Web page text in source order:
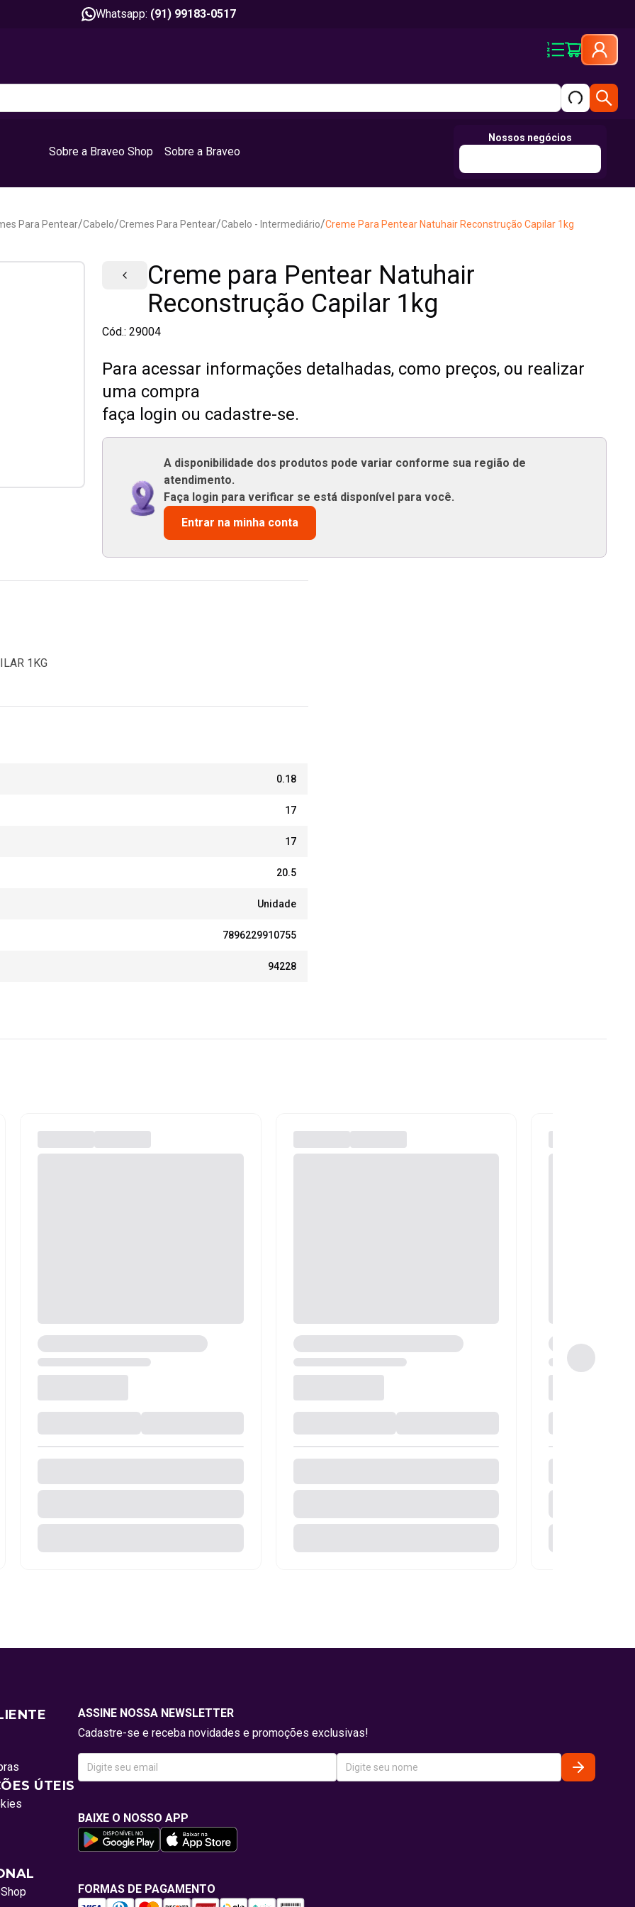
Whatsapp: (91) 99183-0517
Sobre a Braveo Shop Sobre a Braveo
Nossos negócios
Para Pentear/Cabelo/Cremes Para Pentear/Cabelo - Intermediário/Creme Para Pentear Natuhair Reconstrução Capilar 1kg
Creme para Pentear Natuhair
Reconstrução Capilar 1kg
Cód.: 29004
Para acessar informações detalhadas, como preços, ou realizar
uma compra
faça login ou cadastre-se.
A disponibilidade dos produtos pode variar conforme sua região de
atendimento.
Faça login para verificar se está disponível para você.
Entrar na minha conta
1KG
0.18
17
17
20.5
Unidade
7896229910755
94228
ÚTEIS
ASSINE NOSSA NEWSLETTER
Cadastre-se e receba novidades e promoções exclusivas!
BAIXE O NOSSO APP
FORMAS DE PAGAMENTO